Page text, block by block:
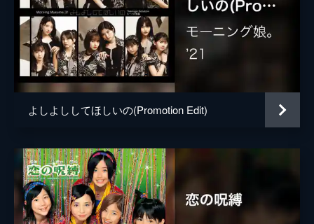
よしよししてほしいの(Promotion Edit)